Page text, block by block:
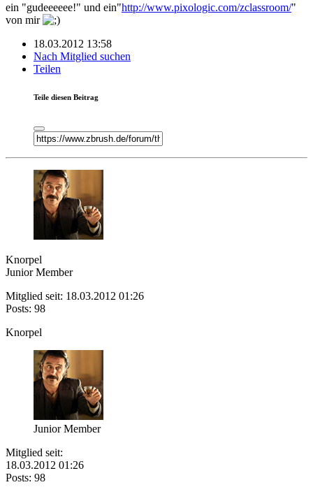
ein "gudeeeeee!" und ein"http://www.pixologic.com/zclassroom/"
von mir
18.03.2012 13:58
Nach Mitglied suchen
Teilen
Teile diesen Beitrag
Knorpel
Junior Member
Mitglied seit: 18.03.2012 01:26
Posts: 98
Knorpel
Junior Member
Mitglied seit:
18.03.2012 01:26
Posts: 98